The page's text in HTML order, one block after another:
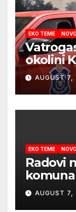
EKO TEME
okolini
AUGUST 7,
EKO TEME
Radovi
AUGUST 7,